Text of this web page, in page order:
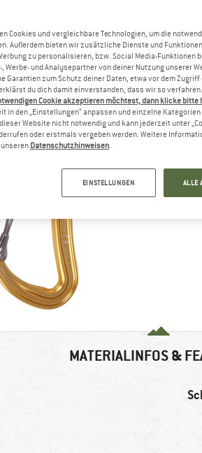
MATERIALINFOS &
Cookies und vergleichbare Technologien, um die
Außerdem bieten wir zusätzliche Dienste und
zu personalisieren, bzw. Social Media-
, Werbe- und Analysepartner von deiner Nutzung unserer
Garantien zum Schutz deiner Daten, etwa vor dem
du dich damit einverstanden, dass wir so verfahren.
Cookie akzeptieren möchtest, dann klicke bitte
in den „Einstellungen“ anpassen und einzelne
Website nicht notwendig und kann jederzeit unter
oder erstmals vergeben werden. Weitere
Datenschutzhinweisen.
EINSTELLUNGEN ALLE